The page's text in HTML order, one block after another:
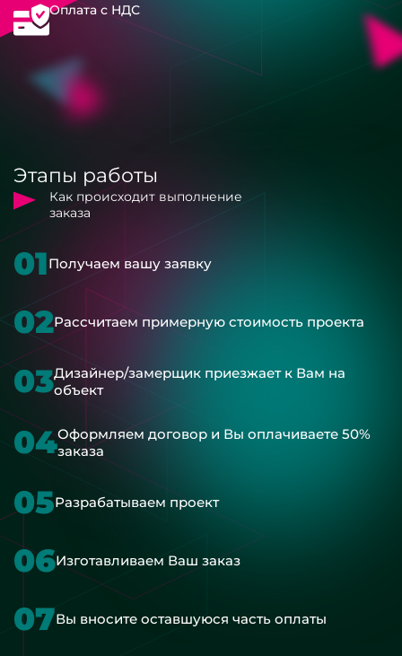
Оплата с НДС
Этапы работы
Как происходит выполнение
заказа
01Получаем вашу заявку
02Рассчитаем примерную стоимость проекта
03Дизайнер/замерщик приезжает к Вам на
объект
04Оформляем договор и Вы оплачиваете 50%
заказа
05Разрабатываем проект
06Изготавливаем Ваш заказ
07Вы вносите оставшуюся часть оплаты